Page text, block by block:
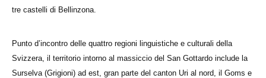
tre castelli di Bellinzona.
Punto d’incontro delle quattro regioni linguistiche e culturali della
Svizzera, il territorio intorno al massiccio del San Gottardo include la
Surselva (Grigioni) ad est, gran parte del canton Uri al nord, il Goms e